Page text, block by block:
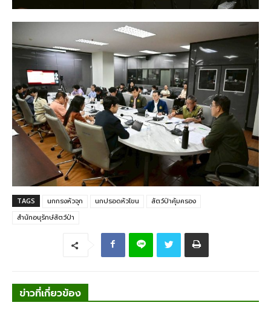
TAGS นกกรงหัวจุก นกปรอดหัวโขน
สัตว์ป่าคุ้มครอง
สำนักอนุรักษ์สัตว์ป่า
ข่าวที่เกี่ยวข้อง